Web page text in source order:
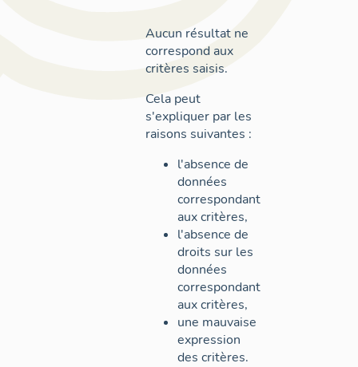
Aucun résultat ne
correspond aux
critères saisis.
Cela peut
s'expliquer par les
raisons suivantes :
l'absence de
données
correspondant
aux critères,
l'absence de
droits sur les
données
correspondant
aux critères,
une mauvaise
expression
des critères.